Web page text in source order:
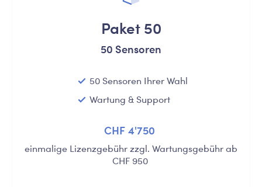
Paket 50
50 Sensoren
50 Sensoren Ihrer Wahl
Wartung & Support
CHF 4'750
einmalige Lizenzgebühr zzgl. Wartungsgebühr ab
CHF 950